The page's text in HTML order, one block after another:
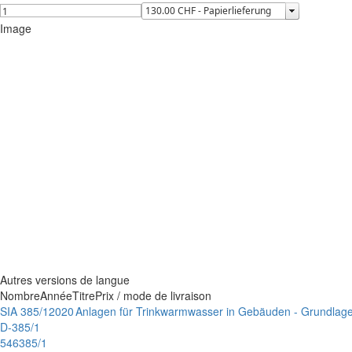
Image
Autres versions de langue
NombreAnnéeTitrePrix / mode de livraison
SIA 385/1
D-385/1
546385/1
2020Anlagen für Trinkwarmwasser in Gebäuden -